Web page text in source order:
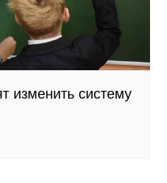
изменить систему